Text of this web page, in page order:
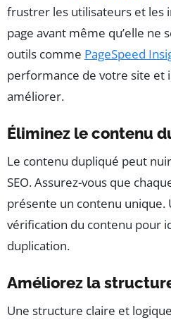
frustrer les utilisateurs et les
page avant même qu’elle ne
outils comme PageSpeed
performance de votre site et
améliorer.
Éliminez le contenu
Le contenu dupliqué peut
SEO. Assurez-vous que
présente un contenu unique.
vérification du contenu pour
duplication.
Améliorez la
Une structure claire et